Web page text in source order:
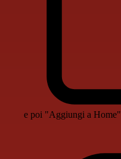
e poi "Aggiungi a Home"